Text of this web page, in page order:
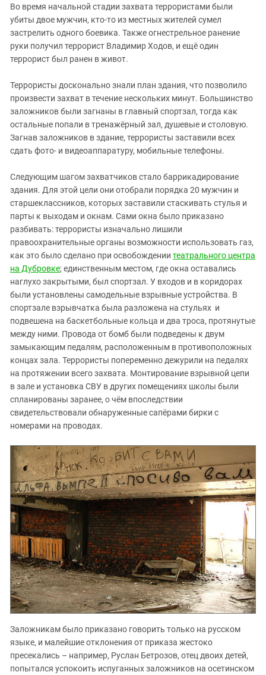
Во время начальной стадии захвата террористами были
убиты двое мужчин, кто-то из местных жителей сумел
застрелить одного боевика. Также огнестрельное ранение
руки получил террорист Владимир Ходов, и ещё один
террорист был ранен в живот.
Террористы досконально знали план здания, что позволило
произвести захват в течение нескольких минут. Большинство
заложников были загнаны в главный спортзал, тогда как
остальные попали в тренажёрный зал, душевые и столовую.
Загнав заложников в здание, террористы заставили всех
сдать фото- и видеоаппаратуру, мобильные телефоны.
Следующим шагом захватчиков стало баррикадирование
здания. Для этой цели они отобрали порядка 20 мужчин и
старшеклассников, которых заставили стаскивать стулья и
парты к выходам и окнам. Сами окна было приказано
разбивать: террористы изначально лишили
правоохранительные органы возможности использовать газ,
как это было сделано при освобождении театрального центра
на Дубровке; единственным местом, где окна оставались
наглухо закрытыми, был спортзал. У входов и в коридорах
были установлены самодельные взрывные устройства. В
спортзале взрывчатка была разложена на стульях и
подвешена на баскетбольные кольца и два троса, протянутые
между ними. Провода от бомб были подведены к двум
замыкающим педалям, расположенным в противоположных
концах зала. Террористы попеременно дежурили на педалях
на протяжении всего захвата. Монтирование взрывной цепи
в зале и установка СВУ в других помещениях школы были
спланированы заранее, о чём впоследствии
свидетельствовали обнаруженные сапёрами бирки с
номерами на проводах.
Заложникам было приказано говорить только на русском
языке, и малейшие отклонения от приказа жестоко
пресекались – например, Руслан Бетрозов, отец двоих детей,
попытался успокоить испуганных заложников на осетинском